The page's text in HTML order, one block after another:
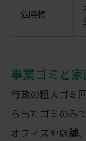
危険物
事業ゴミと
行政の粗大ゴミ
ら出たゴミのみで
オフィスや店舗